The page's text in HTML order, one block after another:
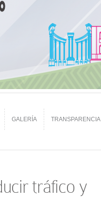
GALERÍA TRANSPARENCIA
tráfico y